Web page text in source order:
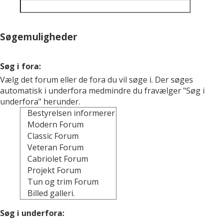
Søgemuligheder
Søg i fora:
Vælg det forum eller de fora du vil søge i. Der søges
automatisk i underfora medmindre du fravælger "Søg i
underfora" herunder.
Søg i underfora: